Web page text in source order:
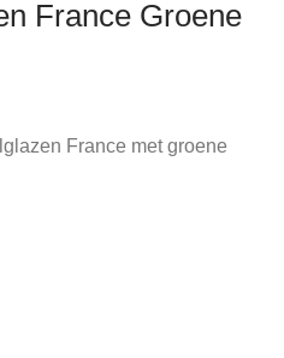
France Groene
France met groene